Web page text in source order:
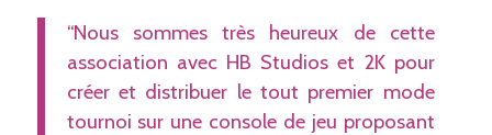
“Nous sommes très heureux de cette
association avec HB Studios et 2K pour
créer et distribuer le tout premier mode
tournoi sur une console de jeu proposant